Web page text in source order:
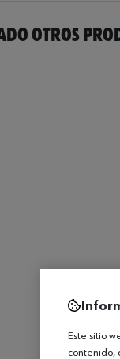
OTROS
Este sitio
contenido,